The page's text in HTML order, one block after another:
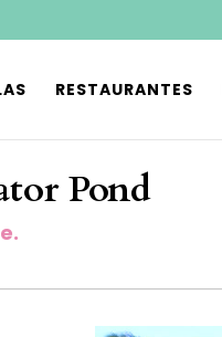
RESTAURANTES
Pond